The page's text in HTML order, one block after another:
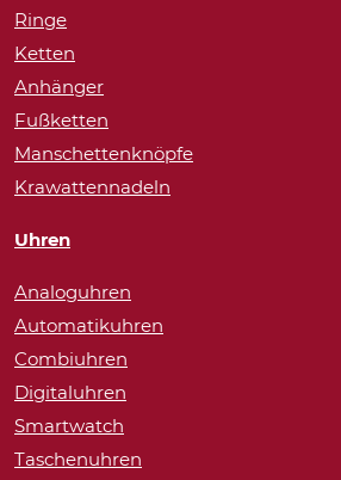
Ringe
Ketten
Anhänger
Fußketten
Manschettenknöpfe
Krawattennadeln
Uhren
Analoguhren
Automatikuhren
Combiuhren
Digitaluhren
Smartwatch
Taschenuhren